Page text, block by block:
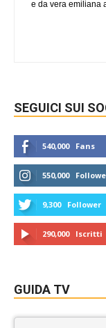
e da vera emiliana
SEGUICI SUI
540,000 Fans
550,000
9,300 Follower
290,000 Iscritti
GUIDA TV